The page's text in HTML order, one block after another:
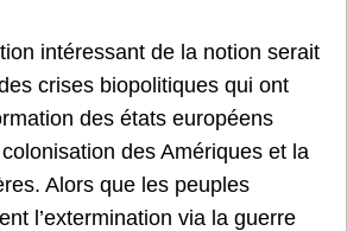
intéressant de la notion serait
crises biopolitiques qui ont
des états européens
des Amériques et la
Alors que les peuples
l’extermination via la guerre